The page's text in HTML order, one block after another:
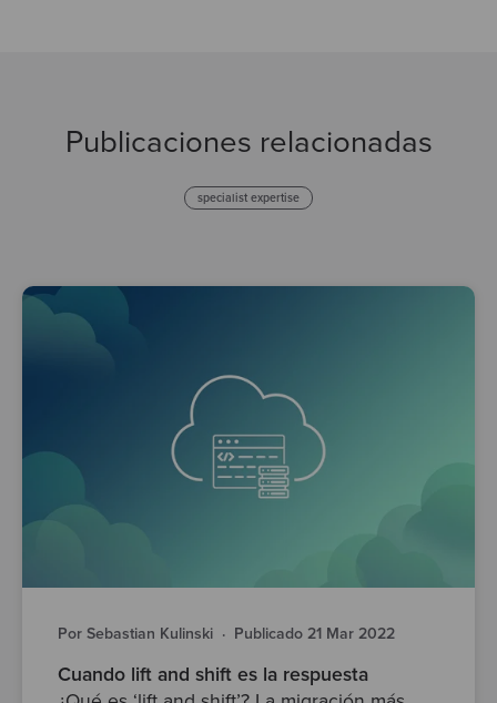
Publicaciones relacionadas
specialist expertise
Por Sebastian Kulinski · Publicado 21 Mar 2022
Cuando lift and shift es la respuesta